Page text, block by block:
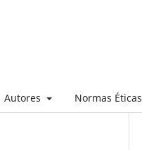
Autores Normas Éticas